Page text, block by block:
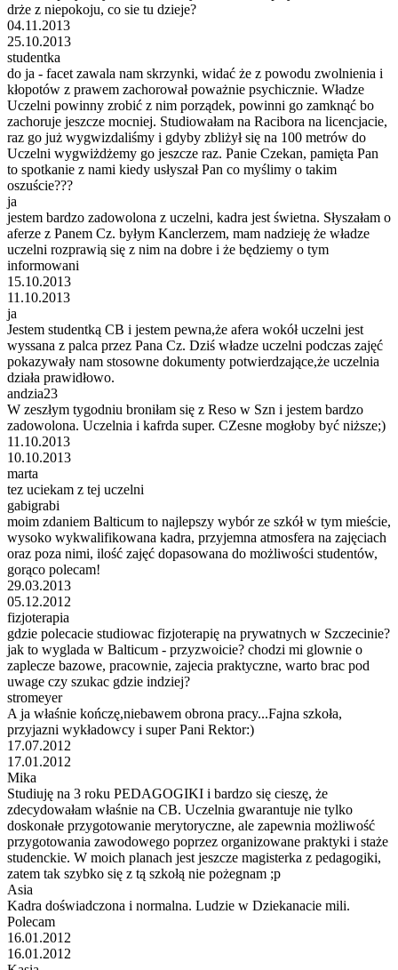
drże z niepokoju, co sie tu dzieje?
04.11.2013
25.10.2013
studentka
do ja - facet zawala nam skrzynki, widać że z powodu zwolnienia i
kłopotów z prawem zachorował poważnie psychicznie. Władze
Uczelni powinny zrobić z nim porządek, powinni go zamknąć bo
zachoruje jeszcze mocniej. Studiowałam na Racibora na licencjacie,
raz go już wygwizdaliśmy i gdyby zbliżył się na 100 metrów do
Uczelni wygwiżdżemy go jeszcze raz. Panie Czekan, pamięta Pan
to spotkanie z nami kiedy usłyszał Pan co myślimy o takim
oszuście???
ja
jestem bardzo zadowolona z uczelni, kadra jest świetna. Słyszałam o
aferze z Panem Cz. byłym Kanclerzem, mam nadzieję że władze
uczelni rozprawią się z nim na dobre i że będziemy o tym
informowani
15.10.2013
11.10.2013
ja
Jestem studentką CB i jestem pewna,że afera wokół uczelni jest
wyssana z palca przez Pana Cz. Dziś władze uczelni podczas zajęć
pokazywały nam stosowne dokumenty potwierdzające,że uczelnia
działa prawidłowo.
andzia23
W zeszłym tygodniu broniłam się z Reso w Szn i jestem bardzo
zadowolona. Uczelnia i kafrda super. CZesne mogłoby być niższe;)
11.10.2013
10.10.2013
marta
tez uciekam z tej uczelni
gabigrabi
moim zdaniem Balticum to najlepszy wybór ze szkół w tym mieście,
wysoko wykwalifikowana kadra, przyjemna atmosfera na zajęciach
oraz poza nimi, ilość zajęć dopasowana do możliwości studentów,
gorąco polecam!
29.03.2013
05.12.2012
fizjoterapia
gdzie polecacie studiowac fizjoterapię na prywatnych w Szczecinie?
jak to wyglada w Balticum - przyzwoicie? chodzi mi glownie o
zaplecze bazowe, pracownie, zajecia praktyczne, warto brac pod
uwage czy szukac gdzie indziej?
stromeyer
A ja właśnie kończę,niebawem obrona pracy...Fajna szkoła,
przyjazni wykładowcy i super Pani Rektor:)
17.07.2012
17.01.2012
Mika
Studiuję na 3 roku PEDAGOGIKI i bardzo się cieszę, że
zdecydowałam właśnie na CB. Uczelnia gwarantuje nie tylko
doskonałe przygotowanie merytoryczne, ale zapewnia możliwość
przygotowania zawodowego poprzez organizowane praktyki i staże
studenckie. W moich planach jest jeszcze magisterka z pedagogiki,
zatem tak szybko się z tą szkołą nie pożegnam ;p
Asia
Kadra doświadczona i normalna. Ludzie w Dziekanacie mili.
Polecam
16.01.2012
16.01.2012